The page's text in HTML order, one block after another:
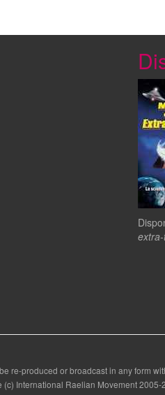
re-produced or broadcast in any form
International Raelian Movement